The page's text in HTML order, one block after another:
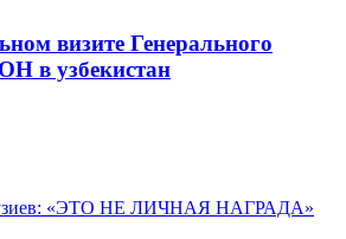
визите Генерального
в узбекистан